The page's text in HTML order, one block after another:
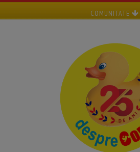
COMUNITATE